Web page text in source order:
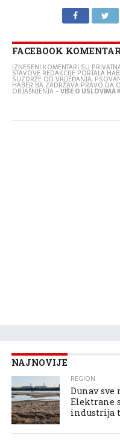
FACEBOOK
IZNESENI KOMENTARI SU
STAVOVE REDAKCIJE PORTALA
SUZDRŽE OD VRIJEĐANJA,
HABER.BA ZADRŽAVA PRAVO DA
OBJAŠNJENJA -VIŠE O USLOVIMA
NAJNOVIJE
REGION
Dunav sve
Elektrane
industrija